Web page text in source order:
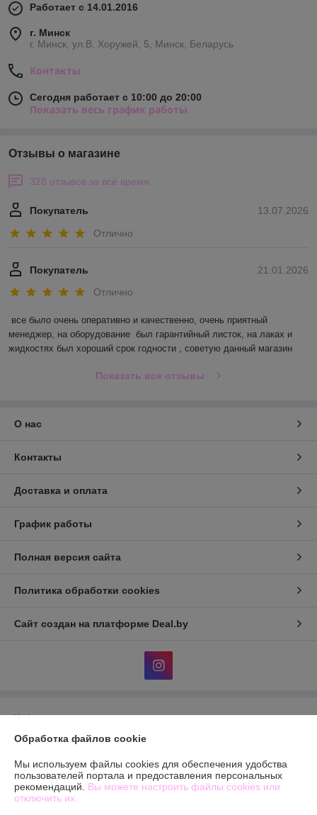
Работает с 14.01.2016
г. Минск
г. Минск, ул.В. Хоружей, 5, Минск, Беларусь
Контакты
Сегодня работает с 10:00 до 20:00
Показать весь график работы
Отзывы о магазине
328 отзывов за всё время
13.07.2026
Покупатель
Отлично
21.01.2026
Покупатель
Отлично
все было очень оперативно и качественно, очень приятный
менеджер, на оборудование  был гарантийный листок, на лаках и
жидкостях был хороший срок годности , советую данный магазин
Показать все отзывы
О нас
Контакты
Доставка и оплата
График работы
Полная версия сайта
Политика обработки cookies
Сайт создан на платформе Deal.by
Информация для покупателя
Юридическое лицо:Общество с ограниченной ответственностью
г. Минск, ул.Автомобилистов,4, пом.12
Регистрационный номер ЕГР: 193603144
Обработка файлов cookie
Мы используем файлы cookies для обеспечения удобства
пользователей портала и предоставления персональных
рекомендаций. Вы можете настроить файлы cookies или
отключить их.